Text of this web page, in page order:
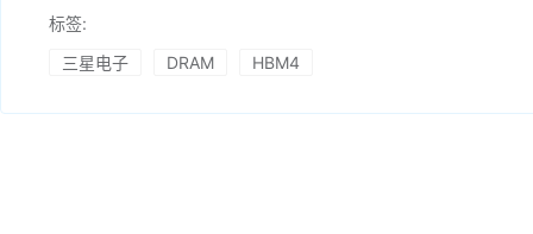
标签:
三星电子
DRAM HBM4